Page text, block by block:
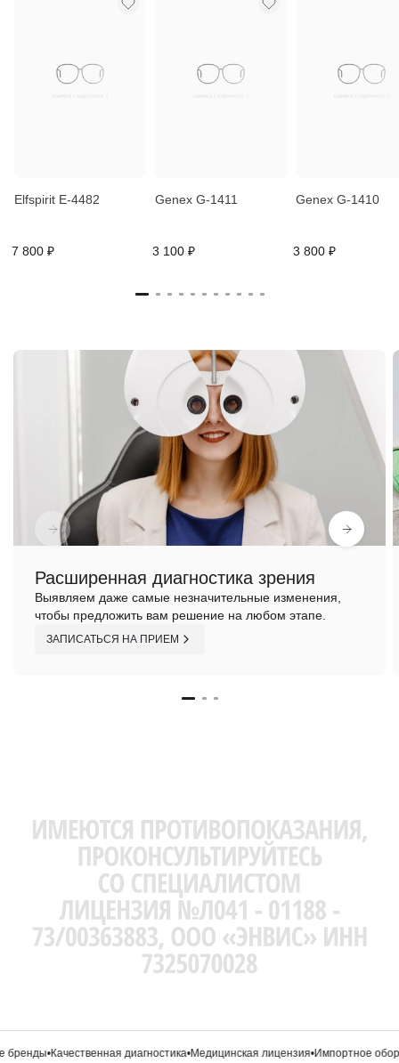
Elfspirit E-4482
7 800 ₽
Genex G-1411
3 100 ₽
Genex G-1410
3 800 ₽
Расширенная диагностика зрения
Выявляем даже самые незначительные изменения,
чтобы предложить вам решение на любом этапе.
ЗАПИСАТЬСЯ НА ПРИЕМ
•Качественная диагностика•Медицинская лицензия•Импортное